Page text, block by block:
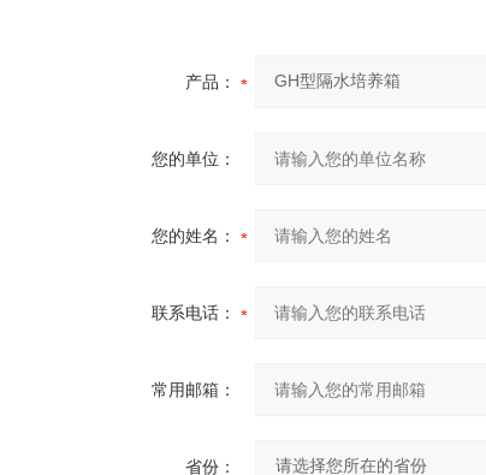
产品：
您的单位：
您的姓名：
联系电话：
常用邮箱：
省份：